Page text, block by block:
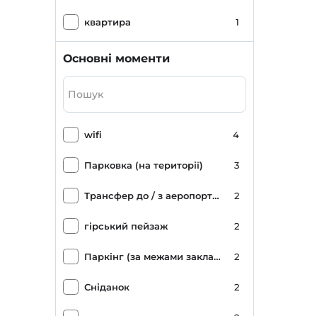
квартира 1
Основні моменти
wifi 4
Парковка (на території) 3
Трансфер до / з аеропорту (платний) 2
гірський пейзаж 2
Паркінг (за межами закладу) 2
Сніданок 2